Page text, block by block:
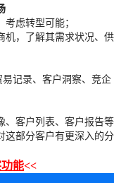
虑转型可能；
机，了解其需求状况、供
记录、客户洞察、竞企
、客户列表、客户报告等
这部分客户有更深入的分
能<<